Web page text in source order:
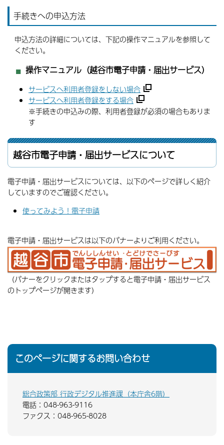
手続きへの申込方法
申込方法の詳細については、下記の操作マニュアルを参照して
ください。
操作マニュアル（越谷市電子申請・届出サービス）
サービスへ利用者登録をしない場合
サービスへ利用者登録をする場合
※手続きの申込みの際、利用者登録が必須の場合もありま
す
越谷市電子申請・届出サービスについて
電子申請・届出サービスについては、以下のページで詳しく紹介
していますのでご確認ください。
使ってみよう！電子申請
電子申請・届出サービスは以下のバナーよりご利用ください。
（バナーをクリックまたはタップすると電子申請・届出サービス
のトップページが開きます）
このページに関するお問い合わせ
総合政策部 行政デジタル推進課（本庁舎6階）
電話：048-963-9116
ファクス：048-965-8028